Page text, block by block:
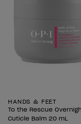
HANDS & FEET
To the Rescue
Cuticle Balm 20 mL